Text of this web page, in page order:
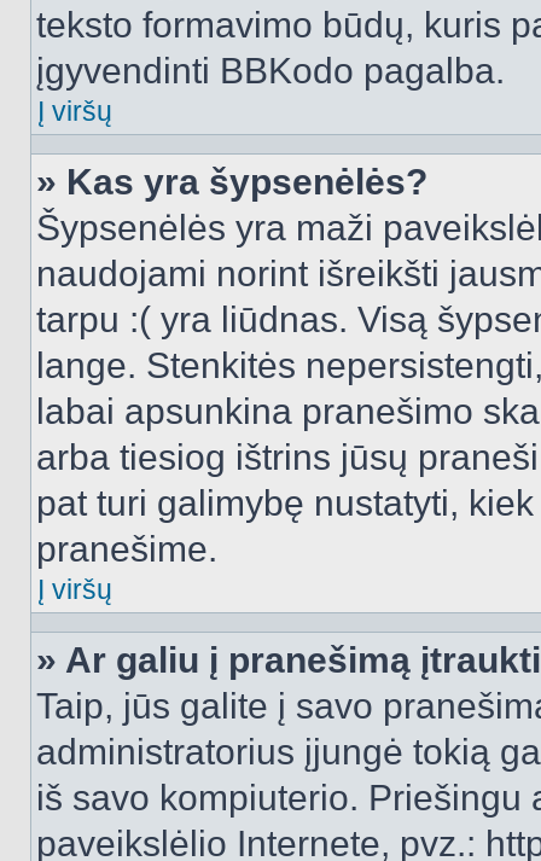
teksto formavimo būdų, kuris
įgyvendinti BBKodo pagalba.
Į viršų
» Kas yra šypsenėlės?
Šypsenėlės yra maži
naudojami norint išreikšti
tarpu :( yra liūdnas. Visą
lange. Stenkitės
labai apsunkina pranešimo
arba tiesiog ištrins jūsų
pat turi galimybę nustatyti,
pranešime.
Į viršų
» Ar galiu į pranešimą
Taip, jūs galite į savo
administratorius įjungė tokią
iš savo kompiuterio.
paveikslėlio Internete, pvz.: